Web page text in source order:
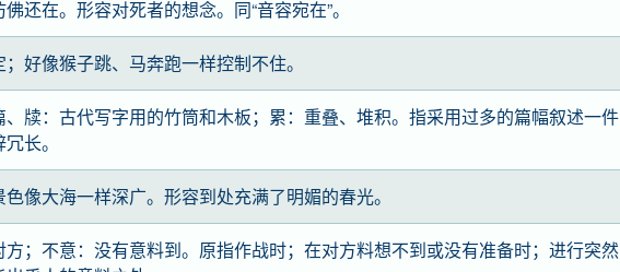
还在。形容对死者的想念。同“音容宛在”。
好像猴子跳、马奔跑一样控制不住。
、牍：古代写字用的竹筒和木板；累：重叠、堆积。指采用过多的篇幅叙述一件
长。
像大海一样深广。形容到处充满了明媚的春光。
方；不意：没有意料到。原指作战时；在对方料想不到或没有准备时；进行突然